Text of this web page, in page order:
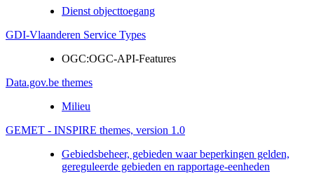
Dienst objecttoegang
GDI-Vlaanderen Service Types
OGC:OGC-API-Features
Data.gov.be themes
Milieu
GEMET - INSPIRE themes, version 1.0
Gebiedsbeheer, gebieden waar beperkingen gelden,
gereguleerde gebieden en rapportage-eenheden